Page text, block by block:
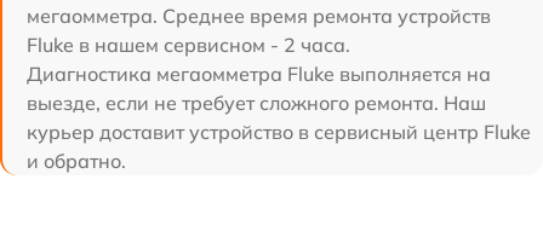
мегаомметра. Среднее время ремонта устройств
Fluke в нашем сервисном - 2 часа.
Диагностика мегаомметра Fluke выполняется на
выезде, если не требует сложного ремонта. Наш
курьер доставит устройство в сервисный центр Fluke
и обратно.